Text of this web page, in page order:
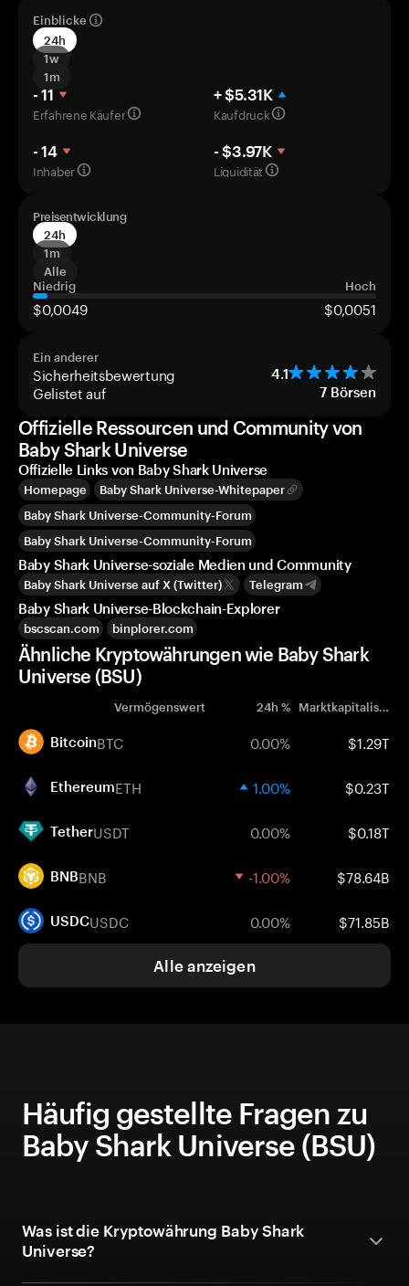
Einblicke
24h
1w
1m
- 11
Erfahrene Käufer
+ $5.31K
Kaufdruck
- 14
Inhaber
- $3.97K
Liquidität
Preisentwicklung
24h
1m
Alle
Niedrig
Hoch
$0,0049 $0,0051
Ein anderer
Sicherheitsbewertung 4.1
Gelistet auf 7 Börsen
Offizielle Ressourcen und Community von
Baby Shark Universe
Offizielle Links von Baby Shark Universe
Homepage
Baby Shark Universe-Whitepaper
Baby Shark Universe-Community-Forum
Baby Shark Universe-Community-Forum
Baby Shark Universe-soziale Medien und Community
Baby Shark Universe auf X (Twitter) Telegram
Baby Shark Universe-Blockchain-Explorer
bscscan.com binplorer.com
Ähnliche Kryptowährungen wie Baby Shark
Universe (BSU)
Vermögenswert 24h % Marktkapitalisierung
BitcoinBTC 0.00% $1.29T
EthereumETH 1.00% $0.23T
TetherUSDT 0.00% $0.18T
BNBBNB -1.00% $78.64B
USDCUSDC 0.00% $71.85B
Alle anzeigen
Häufig gestellte Fragen zu
Baby Shark Universe (BSU)
Was ist die Kryptowährung Baby Shark
Universe?